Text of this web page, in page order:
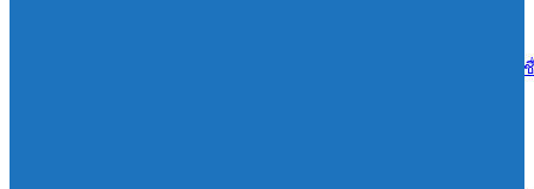
เอสซีจี ผนึก ม.มหิดล ยกระดับ Work-based Learning ปั้น Future Talent เ